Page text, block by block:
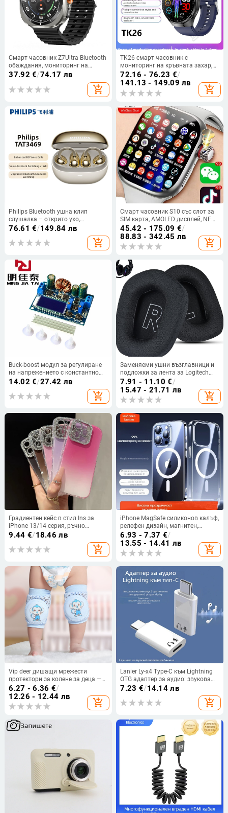
Смарт часовник Z7Ultra Bluetooth
обаждания, мониторинг на
сърдечен ритъм, кръвно
налягане, следене на съня и
водоустойчив
37.92 €/74.17 лв
add_shopping_cart
TK26 смарт часовник с
мониторинг на кръвната захар,
ЕКГ мониторинг, измерване на
сърдечния ритъм, кислород в
кръвта и крачкомер
72.16 - 76.23 €/
141.13 - 149.09 лв
add_shopping_cart
Philips Bluetooth ушна клип
слушалка – открито ухо,
безжично, Bluetooth 5.0, повече от
водоустойчив модел TAT3469
76.61 €/149.84 лв
add_shopping_cart
Смарт часовник S10 със слот за
SIM карта, AMOLED дисплей, NFC,
мониторинг на сърдечната
честота и камера
45.42 - 175.09 €/
88.83 - 342.45 лв
add_shopping_cart
Buck-boost модул за регулиране
на напрежението с константно
напрежение и ток, LCD дисплей,
регулируем режим понижаващ/
14.02 €/27.42 лв
add_shopping_cart
Заменяеми ушни възглавници и
подложки за лента за Logitech
G733 и G335
7.91 - 11.10 €/
15.47 - 21.71 лв
add_shopping_cart
Градиентен кейс в стил Ins за
iPhone 13/14 серия, ръчно
изработен акрил, защита от
9.44 €/18.46 лв
add_shopping_cart
iPhone MagSafe силиконов калъф,
релефен дизайн, магнитен,
удароустойчив и устойчив на
падане
6.93 - 7.37 €/
13.55 - 14.41 лв
add_shopping_cart
Vip deer дишащи мрежести
протектори за колене за деца —
за пълзене и прохождане, пролет
2025
6.27 - 6.36 €/
12.26 - 12.44 лв
add_shopping_cart
Lanier Ly-x4 Type-C към Lightning
OTG адаптер за аудио: звукова
карта, микрофон, цифрово аудио
и слушалки (Type-C интерфейс)
7.23 €/14.14 лв
add_shopping_cart